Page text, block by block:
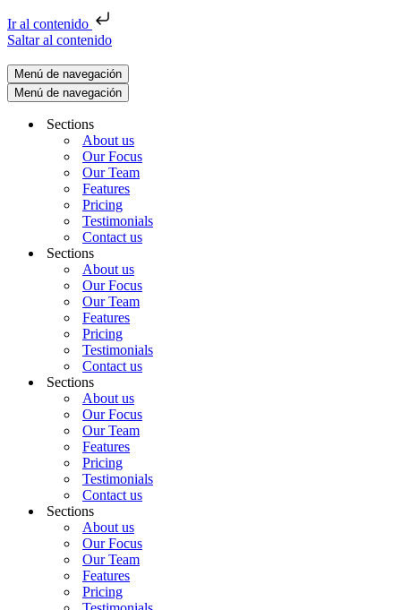
Ir al contenido
Saltar al contenido
Menú de navegación
Menú de navegación
Sections
About us
Our Focus
Our Team
Features
Pricing
Testimonials
Contact us
Sections
About us
Our Focus
Our Team
Features
Pricing
Testimonials
Contact us
Sections
About us
Our Focus
Our Team
Features
Pricing
Testimonials
Contact us
Sections
About us
Our Focus
Our Team
Features
Pricing